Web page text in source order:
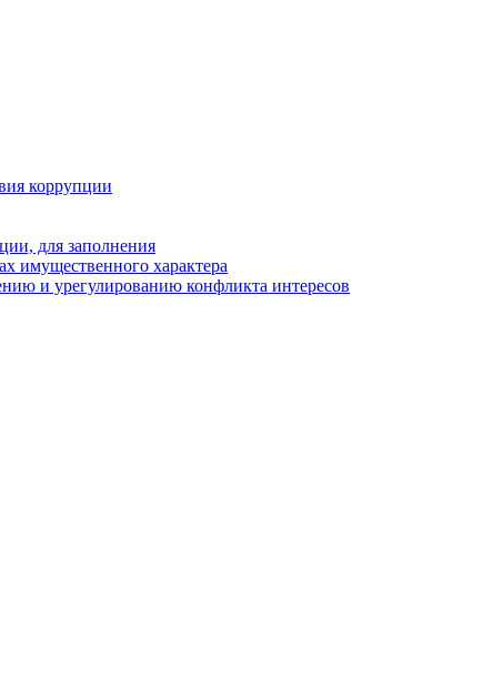
коррупции
для заполнения
имущественного характера
и урегулированию конфликта интересов